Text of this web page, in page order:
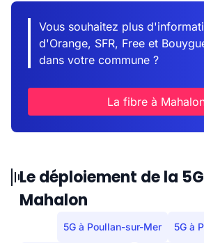
Vous souhaitez plus
d'Orange, SFR, Free et
dans votre commune ?
La fibre à
Le déploiement de la
Mahalon
5G à Poullan-sur-Mer 5G à